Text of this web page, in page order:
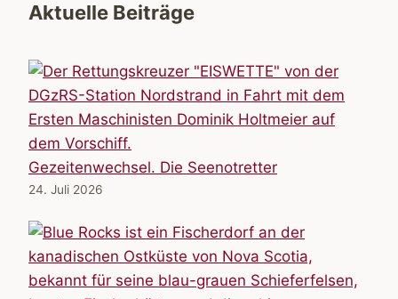
Aktuelle Beiträge
Gezeitenwechsel. Die Seenotretter
24. Juli 2026